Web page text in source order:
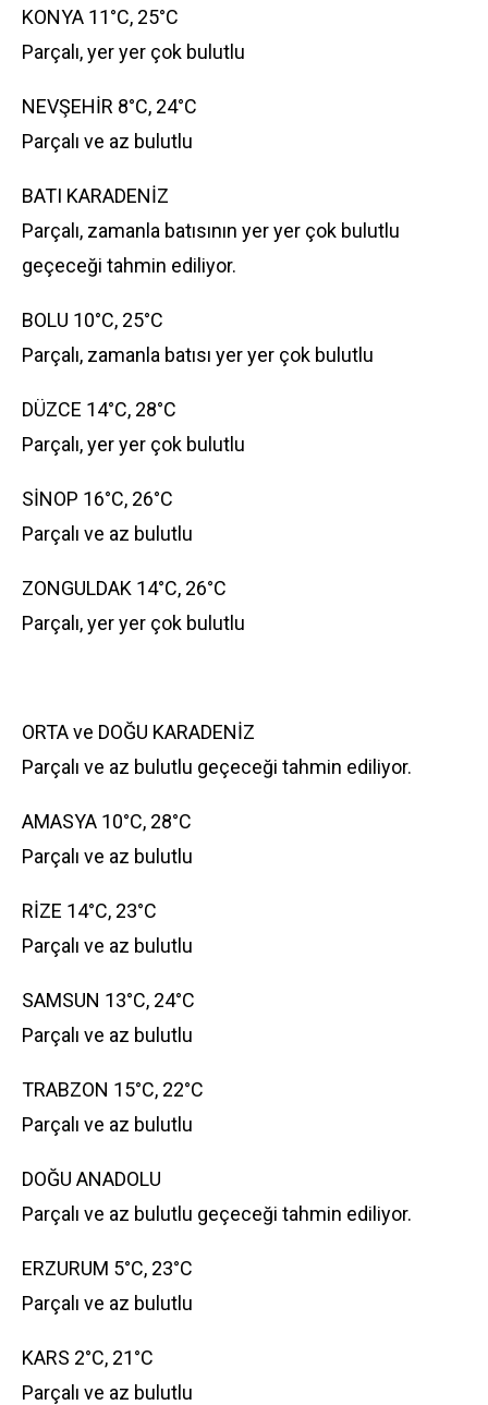
KONYA 11°C, 25°C
Parçalı, yer yer çok bulutlu
NEVŞEHİR 8°C, 24°C
Parçalı ve az bulutlu
BATI KARADENİZ
Parçalı, zamanla batısının yer yer çok bulutlu
geçeceği tahmin ediliyor.
BOLU 10°C, 25°C
Parçalı, zamanla batısı yer yer çok bulutlu
DÜZCE 14°C, 28°C
Parçalı, yer yer çok bulutlu
SİNOP 16°C, 26°C
Parçalı ve az bulutlu
ZONGULDAK 14°C, 26°C
Parçalı, yer yer çok bulutlu
ORTA ve DOĞU KARADENİZ
Parçalı ve az bulutlu geçeceği tahmin ediliyor.
AMASYA 10°C, 28°C
Parçalı ve az bulutlu
RİZE 14°C, 23°C
Parçalı ve az bulutlu
SAMSUN 13°C, 24°C
Parçalı ve az bulutlu
TRABZON 15°C, 22°C
Parçalı ve az bulutlu
DOĞU ANADOLU
Parçalı ve az bulutlu geçeceği tahmin ediliyor.
ERZURUM 5°C, 23°C
Parçalı ve az bulutlu
KARS 2°C, 21°C
Parçalı ve az bulutlu